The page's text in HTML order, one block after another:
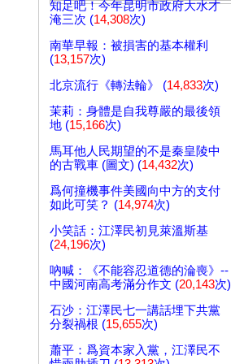
知足吧！今年昆明市政府大水才
淹三次 (14,308次)
南華早報：被損害的基本權利
(13,157次)
北京流行《轉法輪》 (14,833次)
茉莉：身體是自我尊嚴的最後領
地 (15,166次)
馬耳他人民期望的不是秦皇陵中
的古戰車 (圖文) (14,432次)
爲何撞機事件美國向中方的支付
如此可笑？ (14,974次)
小笑話：江澤民初見萊溫斯基
(24,196次)
吶喊：《不能容忍道德的淪喪》--
中國河南高考滿分作文 (20,143次)
石沙：江澤民七一講話埋下共黨
分裂禍根 (15,655次)
蕭平：爲資本家入黨，江澤民不